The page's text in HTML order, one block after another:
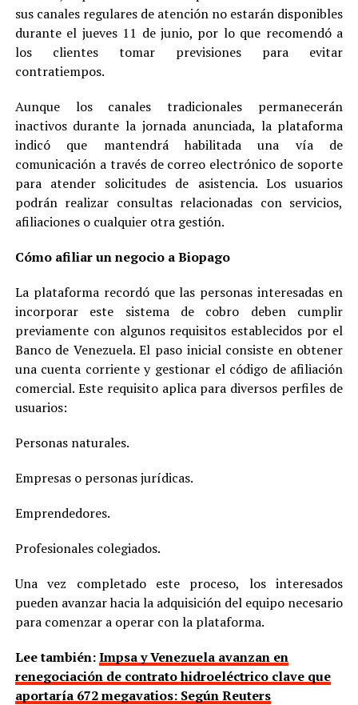
sus canales regulares de atención no estarán disponibles
durante el jueves 11 de junio, por lo que recomendó a
los clientes tomar previsiones para evitar
contratiempos.
Aunque los canales tradicionales permanecerán
inactivos durante la jornada anunciada, la plataforma
indicó que mantendrá habilitada una vía de
comunicación a través de correo electrónico de soporte
para atender solicitudes de asistencia. Los usuarios
podrán realizar consultas relacionadas con servicios,
afiliaciones o cualquier otra gestión.
Cómo afiliar un negocio a Biopago
La plataforma recordó que las personas interesadas en
incorporar este sistema de cobro deben cumplir
previamente con algunos requisitos establecidos por el
Banco de Venezuela. El paso inicial consiste en obtener
una cuenta corriente y gestionar el código de afiliación
comercial. Este requisito aplica para diversos perfiles de
usuarios:
Personas naturales.
Empresas o personas jurídicas.
Emprendedores.
Profesionales colegiados.
Una vez completado este proceso, los interesados
pueden avanzar hacia la adquisición del equipo necesario
para comenzar a operar con la plataforma.
Lee también:Impsa y Venezuela avanzan en
renegociación de contrato hidroeléctrico clave que
aportaría 672 megavatios: Según Reuters